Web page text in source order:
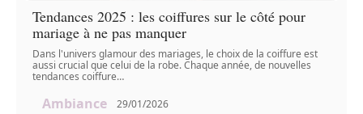
Tendances 2025 : les coiffures sur le côté pour
mariage à ne pas manquer
Dans l'univers glamour des mariages, le choix de la coiffure est
aussi crucial que celui de la robe. Chaque année, de nouvelles
tendances coiffure…
Ambiance 29/01/2026